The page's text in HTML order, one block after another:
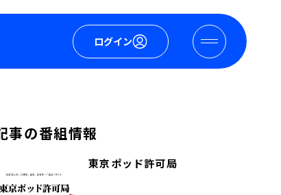
ログイン
事の番組情報
東京ポッド許可局